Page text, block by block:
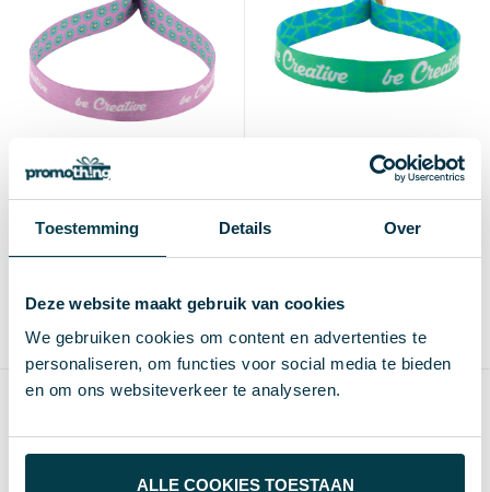
Toestemming Details Over
Deze website maakt gebruik van cookies
We gebruiken cookies om content en advertenties te
personaliseren, om functies voor social media te bieden
en om ons websiteverkeer te analyseren.
ALLE COOKIES TOESTAAN
SuboWrist Alloy - Custom
made RPET festival
€ 0,68 vanaf excl. btw (blanco)
250 st.
2-3 d
5-8 d
Gerecycled PET- polyester, Metaal
SuboWrist Eco - custom
made RPET-
€ 0,69 vanaf excl. btw (blanco)
250 st.
2-3 d
Gerecycled PET- polyester, Bamboe